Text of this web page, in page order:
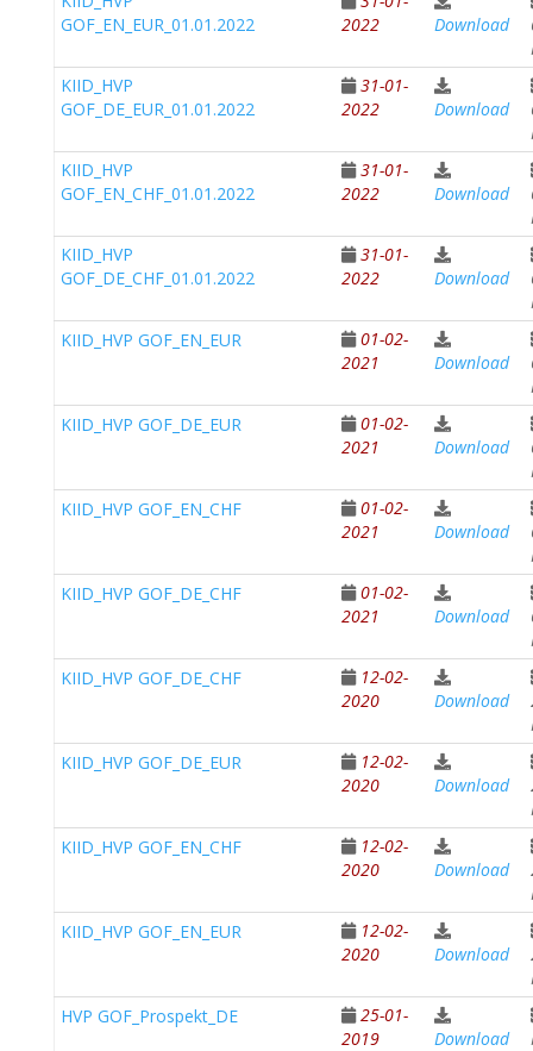
GOF_EN_EUR_01.01.2022
2022
Download
KIID_HVP
GOF_DE_EUR_01.01.2022
31-01-
2022
Download
KIID_HVP
GOF_EN_CHF_01.01.2022
31-01-
2022
Download
KIID_HVP
GOF_DE_CHF_01.01.2022
31-01-
2022
Download
KIID_HVP GOF_EN_EUR
01-02-
2021
Download
KIID_HVP GOF_DE_EUR
01-02-
2021
Download
KIID_HVP GOF_EN_CHF
01-02-
2021
Download
KIID_HVP GOF_DE_CHF
01-02-
2021
Download
KIID_HVP GOF_DE_CHF
12-02-
2020
Download
KIID_HVP GOF_DE_EUR
12-02-
2020
Download
KIID_HVP GOF_EN_CHF
12-02-
2020
Download
KIID_HVP GOF_EN_EUR
12-02-
2020
Download
HVP GOF_Prospekt_DE
25-01-
2019
Download